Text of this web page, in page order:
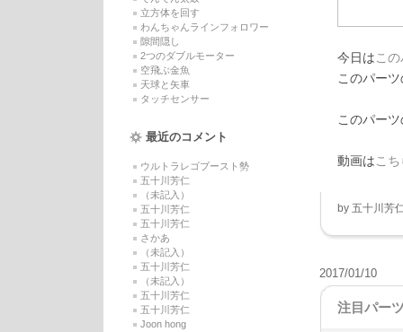
立方体を回す
わんちゃんラインフォロワー
隙間隠し
2つのダブルモーター
空飛ぶ金魚
天球と矢車
タッチセンサー
最近のコメント
ウルトラレゴブースト勢
五十川芳仁
（未記入）
五十川芳仁
五十川芳仁
さかあ
（未記入）
五十川芳仁
（未記入）
五十川芳仁
五十川芳仁
Joon hong
今日は こ
このパー
このパー
動画は こ
by 五十川芳
注目パー
2017/01/10